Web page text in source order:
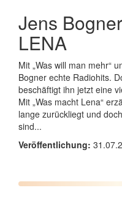
Jens Bogner
LENA
Mit „Was will man mehr“
Bogner echte Radiohits.
beschäftigt ihn jetzt eine
Mit „Was macht Lena“
lange zurückliegt und
sind...
Veröffentlichung: